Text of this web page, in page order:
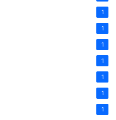
1
1
1
1
1
1
1